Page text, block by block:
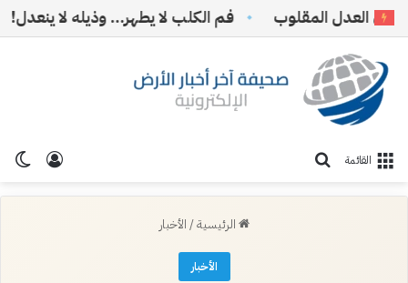
العدل المقلوب فم الكلب لا يطهر… وذيله لا ينعدل!
تسجيل القائمة
الرئيسية/ الأخبار
الأخبار